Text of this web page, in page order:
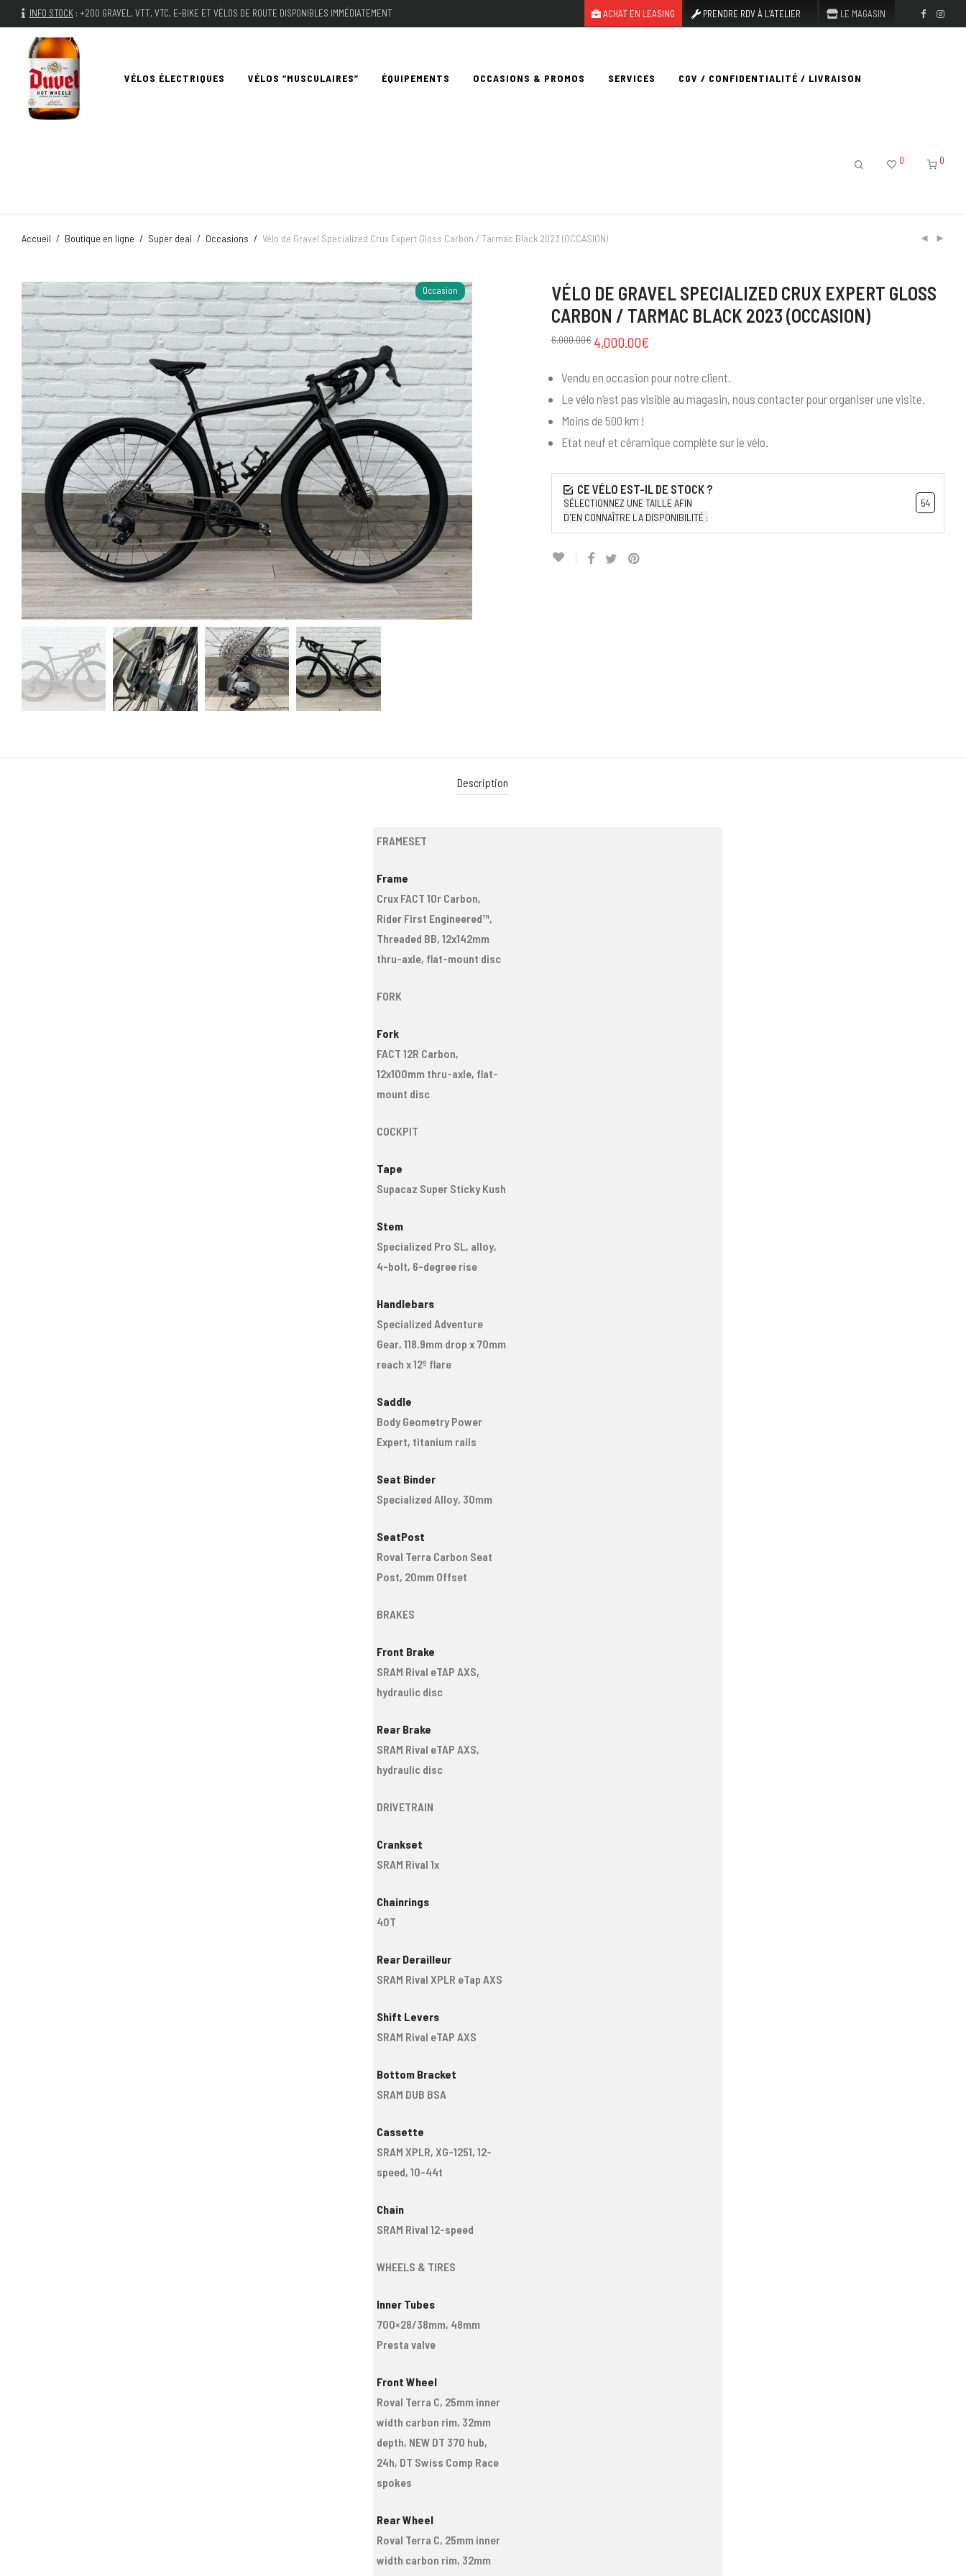
INFO STOCK : +200 GRAVEL, VTT, VTC, E-BIKE ET VÉLOS DE ROUTE DISPONIBLES IMMÉDIATEMENT ACHAT EN LEASING PRENDRE RDV À L’ATELIER LE MAGASIN
VÉLOS ÉLECTRIQUES VÉLOS “MUSCULAIRES” ÉQUIPEMENTS OCCASIONS & PROMOS SERVICES CGV / CONFIDENTIALITÉ / LIVRAISON
0 0
Accueil / Boutique en ligne / Super deal / Occasions / Vélo de Gravel Specialized Crux Expert Gloss Carbon / Tarmac Black 2023 (OCCASION)
Occasion
VÉLO DE GRAVEL SPECIALIZED CRUX EXPERT GLOSS
CARBON / TARMAC BLACK 2023 (OCCASION)
6,000.00€ 4,000.00€
Vendu en occasion pour notre client.
Le vélo n’est pas visible au magasin, nous contacter pour organiser une visite.
Moins de 500 km !
Etat neuf et céramique complète sur le vélo.
SÉLECTIONNEZ UNE TAILLE AFIN
D'EN CONNAÎTRE LA DISPONIBILITÉ :
54
Description
FRAMESET
Frame
Crux FACT 10r Carbon,
Rider First Engineered™,
Threaded BB, 12x142mm
thru-axle, flat-mount disc
FORK
Fork
FACT 12R Carbon,
12x100mm thru-axle, flat-
mount disc
COCKPIT
Tape
Supacaz Super Sticky Kush
Stem
Specialized Pro SL, alloy,
4-bolt, 6-degree rise
Handlebars
Specialized Adventure
Gear, 118.9mm drop x 70mm
reach x 12º flare
Saddle
Body Geometry Power
Expert, titanium rails
Seat Binder
Specialized Alloy, 30mm
SeatPost
Roval Terra Carbon Seat
Post, 20mm Offset
BRAKES
Front Brake
SRAM Rival eTAP AXS,
hydraulic disc
Rear Brake
SRAM Rival eTAP AXS,
hydraulic disc
DRIVETRAIN
Crankset
SRAM Rival 1x
Chainrings
40T
Rear Derailleur
SRAM Rival XPLR eTap AXS
Shift Levers
SRAM Rival eTAP AXS
Bottom Bracket
SRAM DUB BSA
Cassette
SRAM XPLR, XG-1251, 12-
speed, 10-44t
Chain
SRAM Rival 12-speed
WHEELS & TIRES
Inner Tubes
700×28/38mm, 48mm
Presta valve
Front Wheel
Roval Terra C, 25mm inner
width carbon rim, 32mm
depth, NEW DT 370 hub,
24h, DT Swiss Comp Race
spokes
Rear Wheel
Roval Terra C, 25mm inner
width carbon rim, 32mm